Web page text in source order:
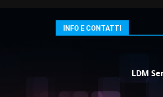
INFO E CONTATTI
LDM